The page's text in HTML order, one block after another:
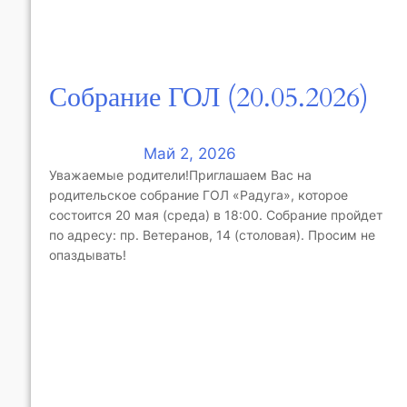
Собрание ГОЛ (20.05.2026)
Май 2, 2026
Уважаемые родители!Приглашаем Вас на
родительское собрание ГОЛ «Радуга», которое
состоится 20 мая (среда) в 18:00. Собрание пройдет
по адресу: пр. Ветеранов, 14 (столовая). Просим не
опаздывать!